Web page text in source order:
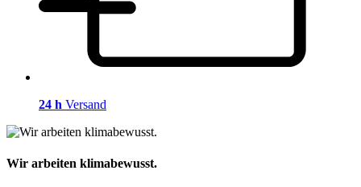
24 h Versand
Wir arbeiten klimabewusst.